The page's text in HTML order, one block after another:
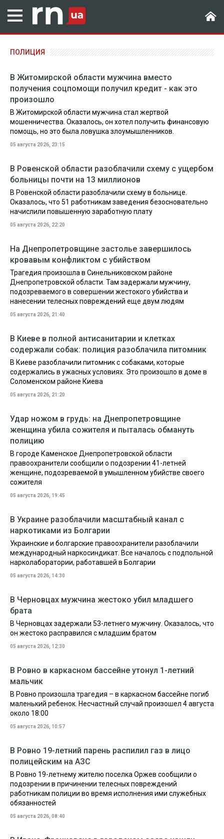
ПОЛИЦИЯ
В Житомирской области мужчина вместо
получения соцпомощи получил кредит - как это
произошло
В Житомирской области мужчина стал жертвой
мошенничества. Оказалось, он хотел получить финансовую
помощь, но это была ловушка злоумышленников.
05 августа 2026, 23:15
В Ровенской области разоблачили схему с ущербом
больницы почти на 13 миллионов
В Ровенской области разоблачили схему в больнице.
Оказалось, что 51 работникам заведения безосновательно
начислили повышенную заработную плату
05 августа 2026, 22:20
На Днепропетровщине застолье завершилось
кровавым конфликтом с убийством
Трагедия произошла в Синельниковском районе
Днепропетровской области. Там задержали мужчину,
подозреваемого в совершении жестокого убийства и
нанесении телесных повреждений еще двум людям
05 августа 2026, 21:40
В Киеве в полной антисанитарии и клетках
содержали собак: полиция разоблачила питомник
В Киеве разоблачили питомник с собаками, которые
содержались в ужасных условиях. Это произошло в доме в
Соломенском районе Киева
05 августа 2026, 21:20
Удар ножом в грудь: на Днепропетровщине
женщина убила сожителя и пыталась обмануть
полицию
В городе Каменское Днепропетровской области
правоохранители сообщили о подозрении 41-летней
женщине, подозреваемой в умышленном убийстве своего
сожителя
05 августа 2026, 19:45
В Украине разоблачили масштабный канал с
наркотиками из Болгарии
Украинские и болгарские правоохранители разоблачили
международный наркосиндикат. Все началось с подпольной
нарколаборатории, работавшей в Болгарии
05 августа 2026, 14:30
В Черновцах мужчина жестоко убил младшего
брата
В Черновцах задержали 53-летнего мужчину. Оказалось, что
он жестоко расправился с младшим братом
05 августа 2026, 12:30
В Ровно в каркасном бассейне утонул 1-летний
мальчик
В Ровно произошла трагедия – в каркасном бассейне погиб
маленький ребенок. Несчастный случай произошел 4 августа
около 18:00
05 августа 2026, 10:57
В Ровно 19-летний парень распилил газ в лицо
полицейским на АЗС
В Ровно 19-летнему жителю поселка Оржев сообщили о
подозрении в причинении телесных повреждений
работникам полиции во время исполнения ими служебных
обязанностей
05 августа 2026, 08:40